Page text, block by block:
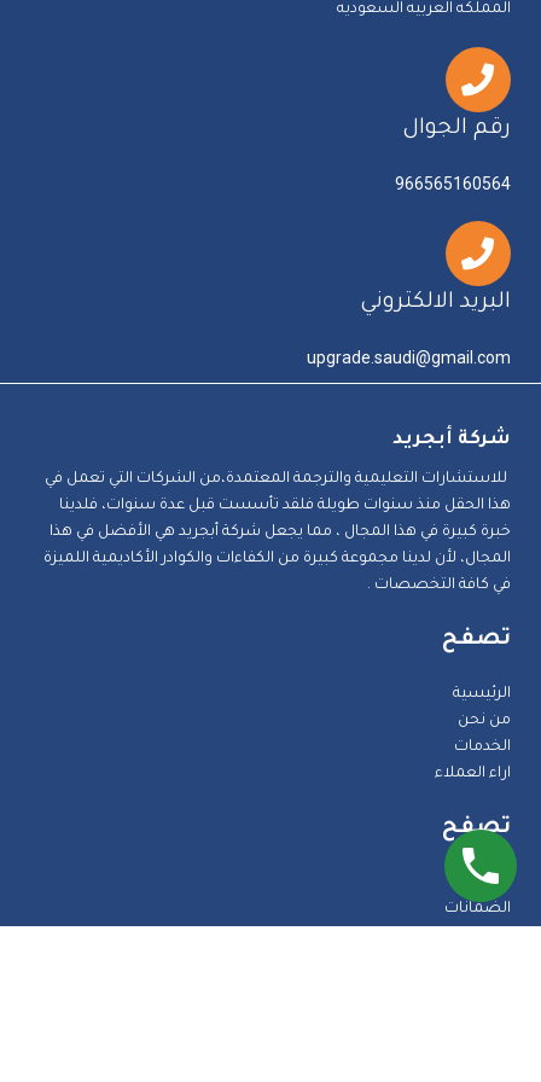
المملكه العربيه السعوديه
رقم الجوال
966565160564
البريد الالكتروني
upgrade.saudi@gmail.com
شركة أبجريد
للاستشارات التعليمية والترجمة المعتمدة،من الشركات التي تعمل في
هذا الحقل منذ سنوات طويلة فلقد تأسست قبل عدة سنوات، فلدينا
خبرة كبيرة في هذا المجال ، مما يجعل شركة أبجريد هي الأفضل في هذا
المجال، لأن لدينا مجموعة كبيرة من الكفاءات والكوادر الأكاديمية اللميزة
في كافة التخصصات .
تصفح
الرئيسية
من نحن
الخدمات
اراء العملاء
تصفح
المدونة
الضمانات